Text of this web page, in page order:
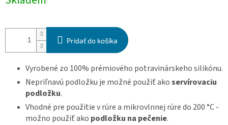
cena:
Pridať do košíka
Vyrobené zo 100% prémiového potravinárskeho silikónu.
Nepriľnavú podložku je možné použiť akoservírovaciu
podložku.
Vhodné pre použitie v rúre a mikrovlnnej rúre do 200 °C -
možno použiť ako podložku na pečenie.